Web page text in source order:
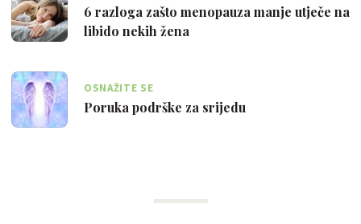
6 razloga zašto menopauza manje utječe na
libido nekih žena
OSNAŽITE SE
Poruka podrške za srijedu